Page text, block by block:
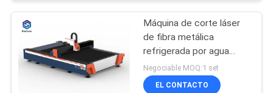
Máquina de corte láser
de fibra metálica
refrigerada por agua
2000W
Negociable MOQ:1 set
EL CONTACTO